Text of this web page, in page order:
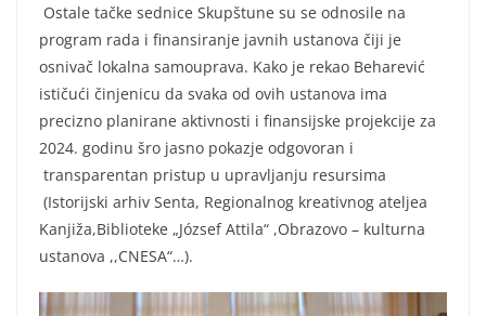
Ostale tačke sednice Skupštune su se odnosile na
program rada i finansiranje javnih ustanova čiji je
osnivač lokalna samouprava. Kako je rekao Beharević
ističući činjenicu da svaka od ovih ustanova ima
precizno planirane aktivnosti i finansijske projekcije za
2024. godinu šro jasno pokazje odgovoran i
transparentan pristup u upravljanju resursima
(Istorijski arhiv Senta, Regionalnog kreativnog ateljea
Kanjiža,Biblioteke „József Attila“ ,Obrazovo – kulturna
ustanova ,,CNESA“…).